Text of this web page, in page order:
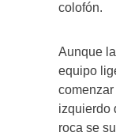
colofón.
Aunque
equipo
izquierdo
roca se